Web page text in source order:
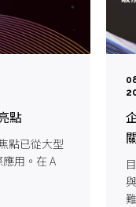
點
點已從大型
用。在 A